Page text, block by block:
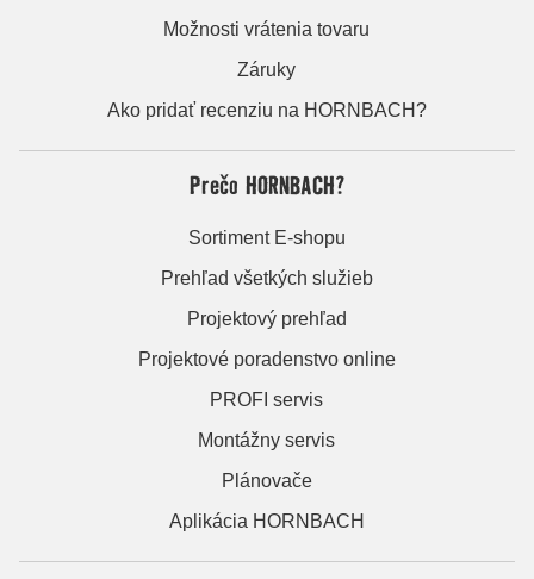
Možnosti vrátenia tovaru
Záruky
Ako pridať recenziu na HORNBACH?
Prečo HORNBACH?
Sortiment E-shopu
Prehľad všetkých služieb
Projektový prehľad
Projektové poradenstvo online
PROFI servis
Montážny servis
Plánovače
Aplikácia HORNBACH